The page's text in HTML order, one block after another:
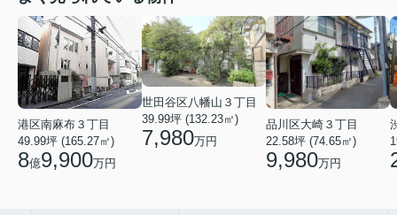
港区南麻布３丁目
49.99坪 (165.27㎡)
8億9,900万円
世田谷区八幡山３丁目
39.99坪 (132.23㎡)
7,980万円
品川区大崎３丁目
22.58坪 (74.65㎡)
9,980万円